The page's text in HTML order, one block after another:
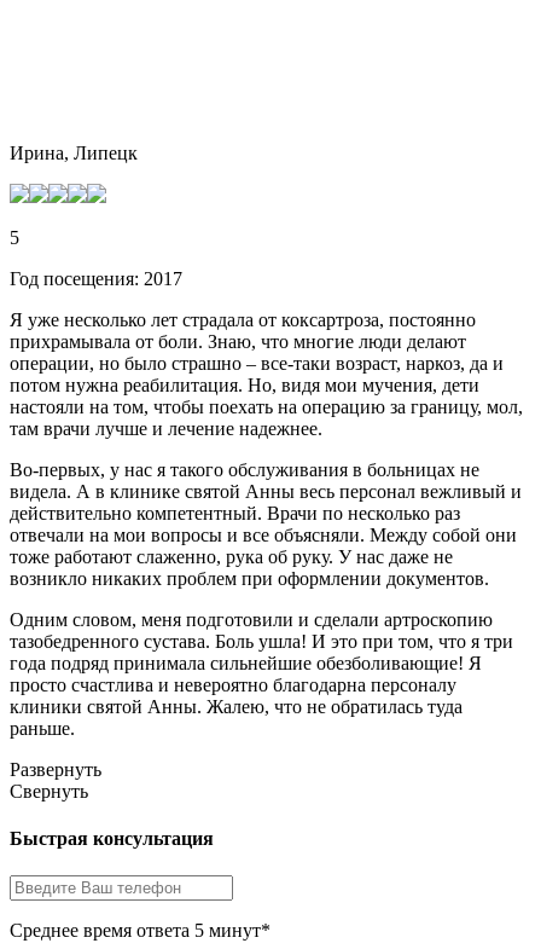
Ирина, Липецк
5
Год посещения: 2017
Я уже несколько лет страдала от коксартроза, постоянно
прихрамывала от боли. Знаю, что многие люди делают
операции, но было страшно – все-таки возраст, наркоз, да и
потом нужна реабилитация. Но, видя мои мучения, дети
настояли на том, чтобы поехать на операцию за границу, мол,
там врачи лучше и лечение надежнее.
Во-первых, у нас я такого обслуживания в больницах не
видела. А в клинике святой Анны весь персонал вежливый и
действительно компетентный. Врачи по несколько раз
отвечали на мои вопросы и все объясняли. Между собой они
тоже работают слаженно, рука об руку. У нас даже не
возникло никаких проблем при оформлении документов.
Одним словом, меня подготовили и сделали артроскопию
тазобедренного сустава. Боль ушла! И это при том, что я три
года подряд принимала сильнейшие обезболивающие! Я
просто счастлива и невероятно благодарна персоналу
клиники святой Анны. Жалею, что не обратилась туда
раньше.
Развернуть
Свернуть
Быстрая консультация
Среднее время ответа 5 минут*